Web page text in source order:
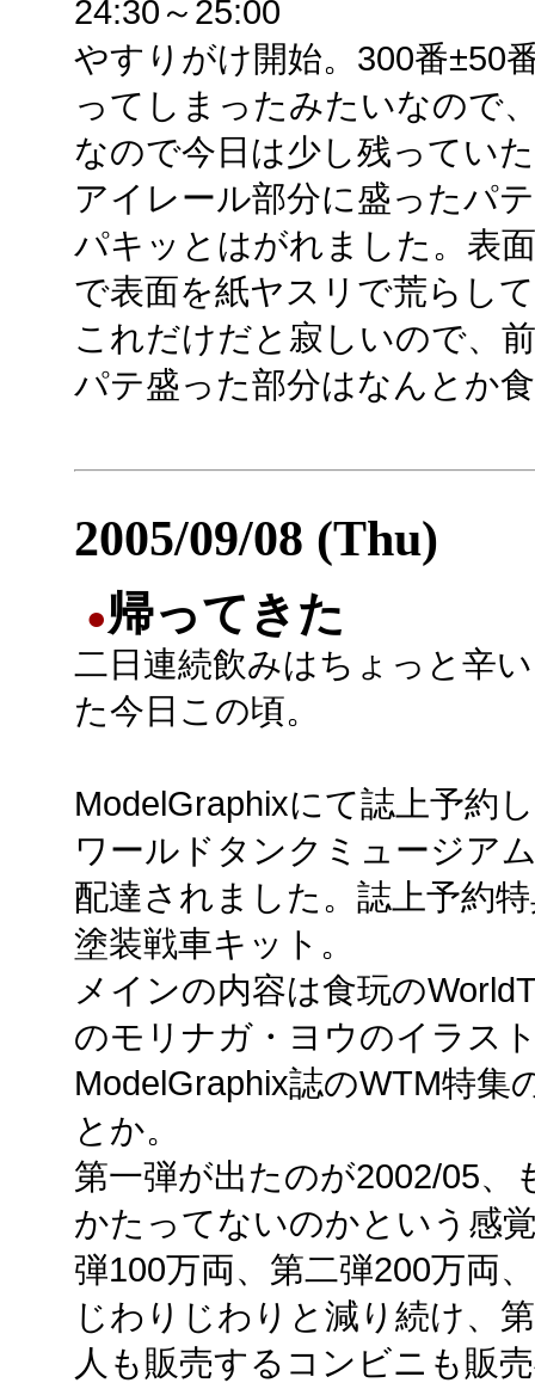
24:30～25:00
やすりがけ開始。300番±50
ってしまったみたいなので
なので今日は少し残ってい
アイレール部分に盛ったパ
パキッとはがれました。表
で表面を紙ヤスリで荒らし
これだけだと寂しいので、
パテ盛った部分はなんとか
2005/09/08 (Thu)
●帰ってきた
二日連続飲みはちょっと辛
た今日この頃。
ModelGraphixにて誌上予約
ワールドタンクミュージア
配達されました。誌上予約
塗装戦車キット。
メインの内容は食玩の
のモリナガ・ヨウのイラス
ModelGraphix誌のWTM特
とか。
第一弾が出たのが2002/05、
かたってないのかという感
弾100万両、第二弾200万両
じわりじわりと減り続け、
人も販売するコンビニも販